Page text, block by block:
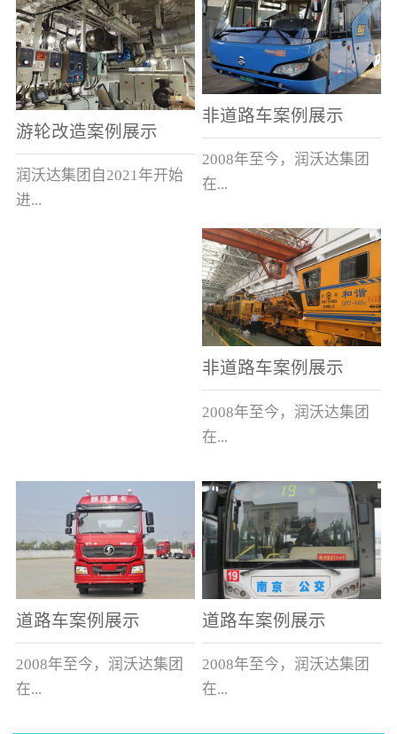
游轮改造案例展示
润沃达集团自2021年开始
进...
非道路车案例展示
2008年至今，润沃达集团
在...
中国累计升级改造非道路
运输车辆10000余辆，涵盖
了所有非道路车辆类型。
非道路车案例展示
2008年至今，润沃达集团
在...
中国累计升级改造非道路
运输车辆10000余辆，涵盖
了所有非道路车辆类型。
道路车案例展示
2008年至今，润沃达集团
在...
道路车案例展示
2008年至今，润沃达集团
在...